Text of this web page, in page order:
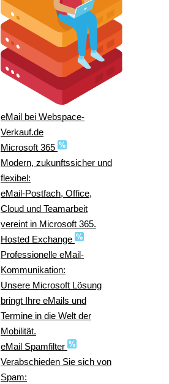
eMail bei Webspace-
Verkauf.de
Microsoft 365
Modern, zukunftssicher und
flexibel:
eMail-Postfach, Office,
Cloud und Teamarbeit
vereint in Microsoft 365.
Hosted Exchange
Professionelle eMail-
Kommunikation:
Unsere Microsoft Lösung
bringt Ihre eMails und
Termine in die Welt der
Mobilität.
eMail Spamfilter
Verabschieden Sie sich von
Spam: